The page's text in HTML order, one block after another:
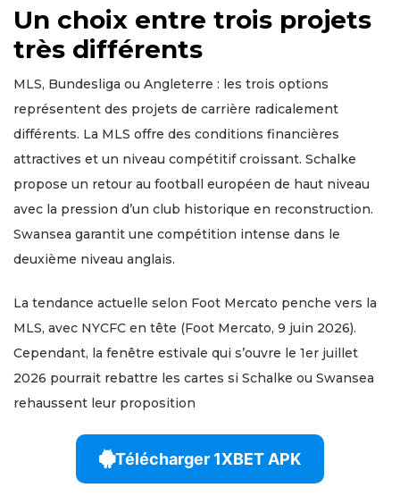
Un choix entre trois projets
très différents
MLS, Bundesliga ou Angleterre : les trois options
représentent des projets de carrière radicalement
différents. La MLS offre des conditions financières
attractives et un niveau compétitif croissant. Schalke
propose un retour au football européen de haut niveau
avec la pression d’un club historique en reconstruction.
Swansea garantit une compétition intense dans le
deuxième niveau anglais.
La tendance actuelle selon Foot Mercato penche vers la
MLS, avec NYCFC en tête (Foot Mercato, 9 juin 2026).
Cependant, la fenêtre estivale qui s’ouvre le 1er juillet
2026 pourrait rebattre les cartes si Schalke ou Swansea
rehaussent leur proposition
Télécharger 1XBET APK